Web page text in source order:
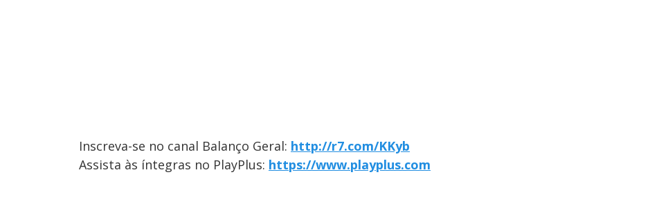
Inscreva-se no canal Balanço Geral: http://r7.com/KKyb
Assista às íntegras no PlayPlus: https://www.playplus.com